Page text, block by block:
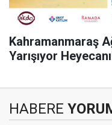
Kahramanmaraş
Yarışıyor
HABERE